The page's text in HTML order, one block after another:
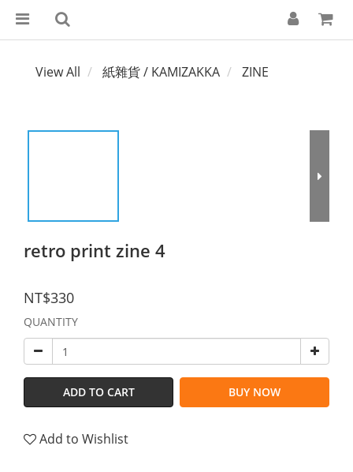
View All 紙雜貨 / KAMIZAKKA ZINE
retro print zine 4
NT$330
QUANTITY
ADD TO CART BUY NOW
Add to Wishlist